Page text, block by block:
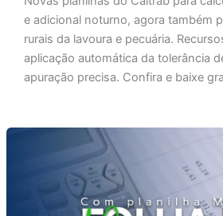
e adicional noturno, agora também
rurais da lavoura e pecuária.
aplicação automática da tolerância
apuração precisa. Confira e baixe